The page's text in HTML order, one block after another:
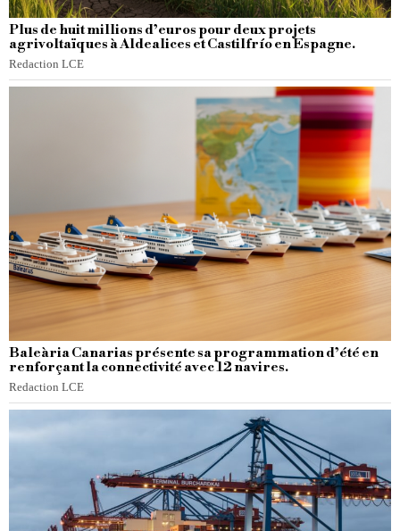
Plus de huit millions d’euros pour deux projets
agrivoltaïques à Aldealices et Castilfrío en Espagne.
Redaction LCE
Baleària Canarias présente sa programmation d’été en
renforçant la connectivité avec 12 navires.
Redaction LCE